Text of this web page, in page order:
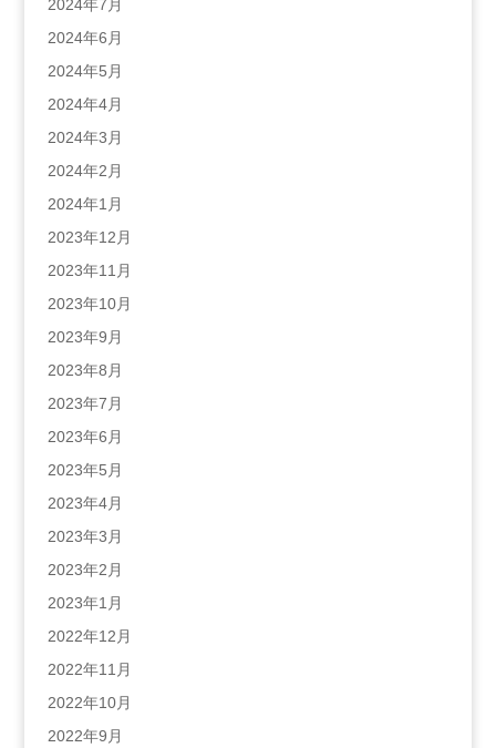
2024年7月
2024年6月
2024年5月
2024年4月
2024年3月
2024年2月
2024年1月
2023年12月
2023年11月
2023年10月
2023年9月
2023年8月
2023年7月
2023年6月
2023年5月
2023年4月
2023年3月
2023年2月
2023年1月
2022年12月
2022年11月
2022年10月
2022年9月